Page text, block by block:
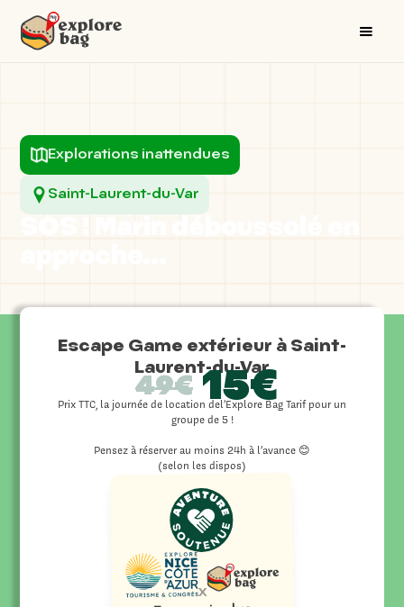
Explorations inattendues
Saint-Laurent-du-Var
SOS ! Marin déboussolé en
approche...
Escape Game extérieur à Saint-
Laurent-du-Var
49€ 15€
Prix TTC, la journée de location del’Explore Bag Tarif pour un
groupe de 5 !
Pensez à réserver au moins 24h à l’avance 😊
(selon les dispos)
x